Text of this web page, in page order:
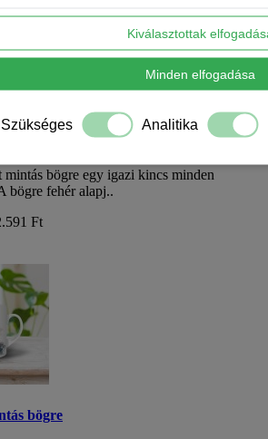
bögre
mintás bögre egy igazi kincs minden
bögre fehér alapj..
Ft
bögre
Kiválasztottak
Minden elfogadása
Szükséges Analitika